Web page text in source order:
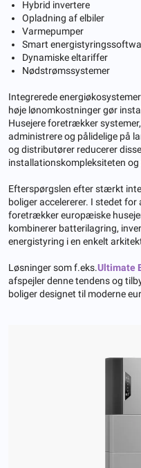
Hybrid invertere
Opladning af elbiler
Varmepumper
Smart
Dynamiske eltariffer
Nødstrømssystemer
Integrerede
høje lønomkostninger gør
Husejere foretrækker
administrere og pålidelige på
og distributører reducerer
installationskompleksiteten
Efterspørgslen efter stærkt
boliger accelererer. I stedet
foretrækker europæiske
kombinerer batterilagring,
energistyring i en enkelt
Løsninger som f.eks.Ultimate
afspejler denne tendens og
boliger designet til moderne